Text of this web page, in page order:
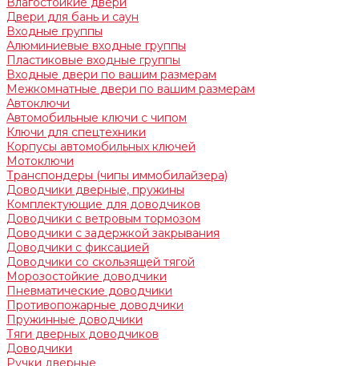
Двери для бань и саун
Входные группы
Алюминиевые входные группы
Пластиковые входные группы
Входные двери по вашим размерам
Межкомнатные двери по вашим размерам
Автоключи
Автомобильные ключи с чипом
Ключи для спецтехники
Корпусы автомобильных ключей
Мотоключи
Транспондеры (чипы иммобилайзера)
Доводчики дверные, пружины
Комплектующие для доводчиков
Доводчики с ветровым тормозом
Доводчики с задержкой закрывания
Доводчики с фиксацией
Доводчики со скользящей тягой
Морозостойкие доводчики
Пневматические доводчики
Противопожарные доводчики
Пружинные доводчики
Тяги дверных доводчиков
Доводчики
Ручки дверные